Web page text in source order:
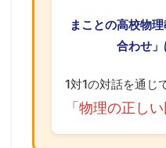
まことの高校物
合わせ」
1対1の対話を通じ
「物理の正しい